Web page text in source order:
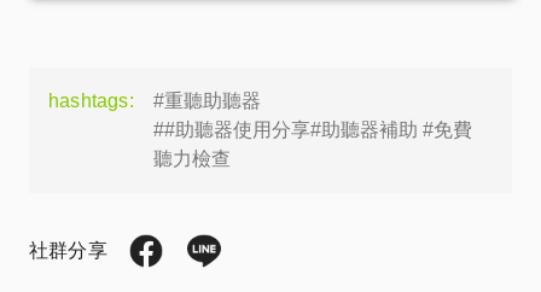
hashtags:
#重聽助聽器
##助聽器使用分享#助聽器補助 #免費
聽力檢查
社群分享